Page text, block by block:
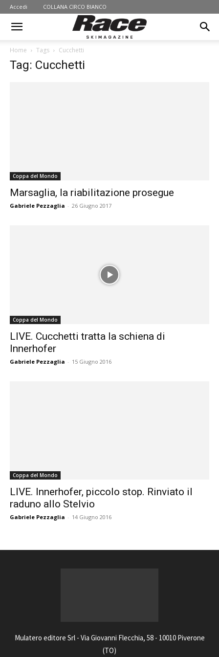
Accedi COLLANA CIRCO BIANCO
Home Tags Cucchetti
Tag: Cucchetti
Coppa del Mondo
Marsaglia, la riabilitazione prosegue
Gabriele Pezzaglia - 26 Giugno 2017
Coppa del Mondo
LIVE. Cucchetti tratta la schiena di
Innerhofer
Gabriele Pezzaglia - 15 Giugno 2016
Coppa del Mondo
LIVE. Innerhofer, piccolo stop. Rinviato il
raduno allo Stelvio
Gabriele Pezzaglia - 14 Giugno 2016
Mulatero editore Srl - Via Giovanni Flecchia, 58 - 10010 Piverone
(TO)